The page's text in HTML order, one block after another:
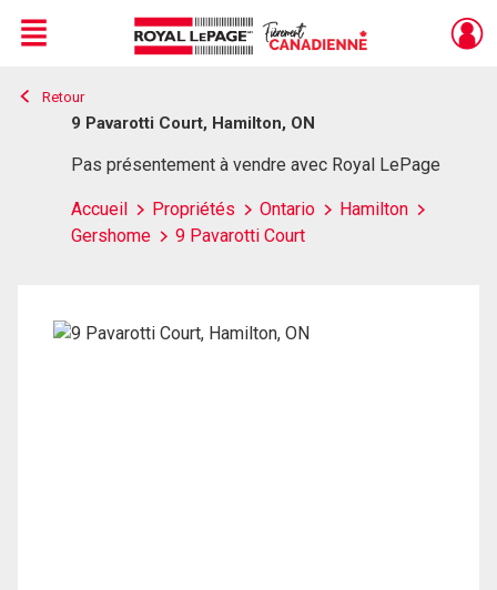
Live
En Direct
Menu
Retour
9 Pavarotti Court, Hamilton, ON
Pas présentement à vendre avec Royal LePage
Accueil Propriétés Ontario
Hamilton
Gershome
9 Pavarotti Court